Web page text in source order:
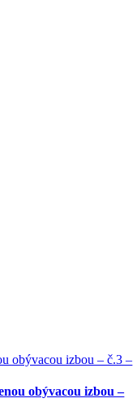
obývacou izbou – č.3 –
obývacou izbou –